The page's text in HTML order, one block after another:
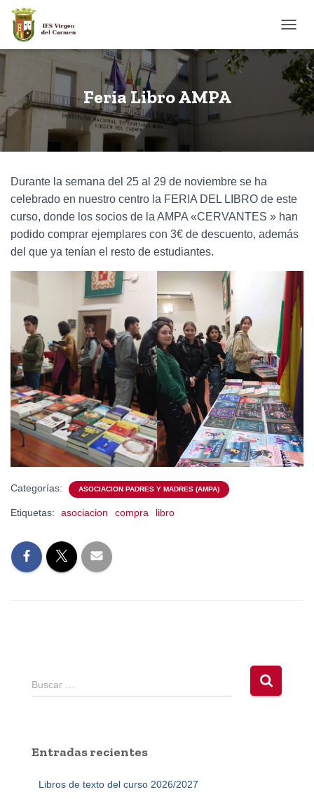
Feria Libro AMPA
Durante la semana del 25 al 29 de noviembre se ha
celebrado en nuestro centro la FERIA DEL LIBRO de este
curso, donde los socios de la AMPA «CERVANTES » han
podido comprar ejemplares con 3€ de descuento, además
del que ya tenían el resto de estudiantes.
Categorías: ASOCIACION PADRES Y MADRES (AMPA)
Etiquetas: asociacion compra libro
B
u
r
Buscar …
Entradas recientes
Libros de texto del curso 2026/2027